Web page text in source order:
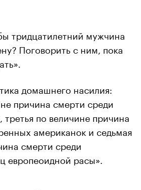
тридцатилетний мужчина
Поговорить с ним, пока
домашнего насилия:
причина смерти среди
по величине причина
американок и седьмая
смерти среди
европеоидной расы».